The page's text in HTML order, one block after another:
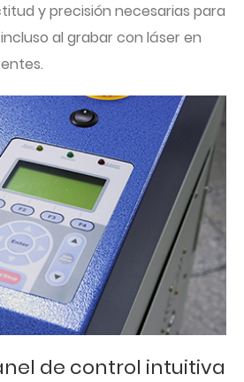
y precisión necesarias para
al grabar con láser en
de control intuitiva